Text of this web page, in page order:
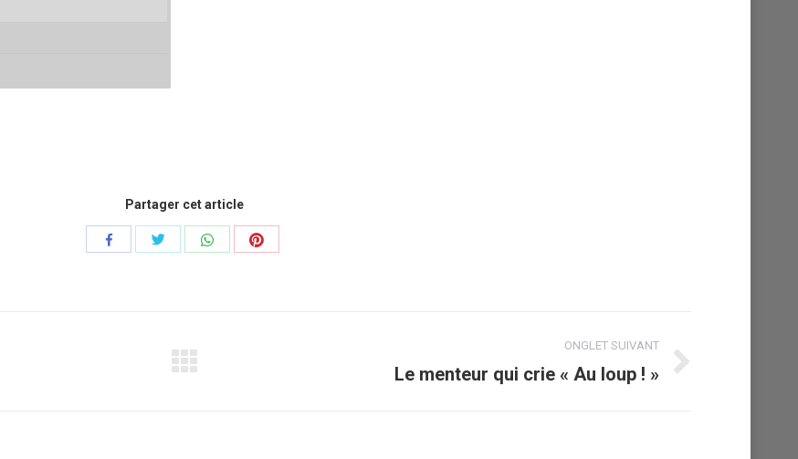
Partager cet article
Share
Share
ONGLET SUIVANT
Le menteur qui crie « Au loup ! »